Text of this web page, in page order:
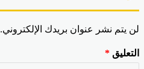
لن يتم نشر عنوان بريدك الإلكتروني.
التعليق *